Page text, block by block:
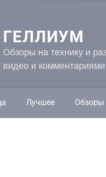
ГЕЛЛИУМ
Обзоры на технику и
видео и
Лучшее Обзоры